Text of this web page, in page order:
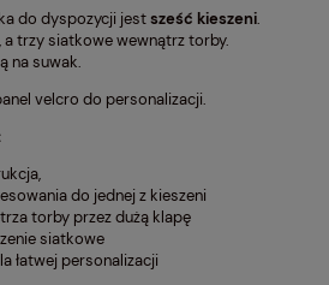
do dyspozycji jestsześć kieszeni.
a trzy siatkowe wewnątrz torby.
na suwak.
velcro do personalizacji.
do jednej z kieszeni
torby przez dużą klapę
siatkowe
łatwej personalizacji